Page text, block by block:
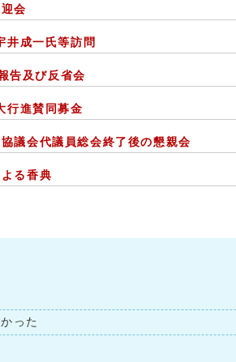
会
井成一氏等訪問
告及び反省会
行進賛同募金
議会代議員総会終了後の懇親会
る香典
った